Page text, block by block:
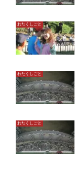
わたくしごと
わたくしごと
わたくしごと